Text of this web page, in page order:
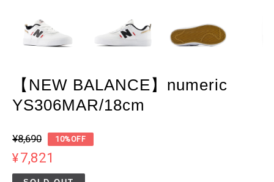
【NEW BALANCE】numeric
YS306MAR/18cm
¥8,690 10%OFF
¥7,821